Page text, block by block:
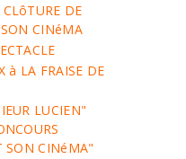
DE
CINéMA
à LA FRAISE DE
LUCIEN"
SON CINéMA"